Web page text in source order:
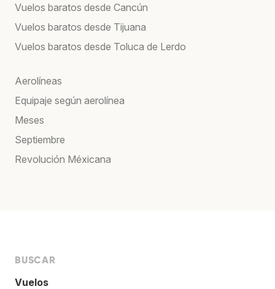
Vuelos baratos desde Cancún
Vuelos baratos desde Tijuana
Vuelos baratos desde Toluca de Lerdo
Aerolíneas
Equipaje según aerolínea
Meses
Septiembre
Revolución Méxicana
BUSCAR
Vuelos